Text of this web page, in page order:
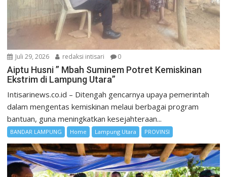
Juli 29, 2026 redaksi intisari 0
Aiptu Husni ” Mbah Suminem Potret Kemiskinan
Ekstrim di Lampung Utara”
Intisarinews.co.id – Ditengah gencarnya upaya pemerintah
dalam mengentas kemiskinan melaui berbagai program
bantuan, guna meningkatkan kesejahteraan...
BANDAR LAMPUNG Home Lampung Utara PROVINSI